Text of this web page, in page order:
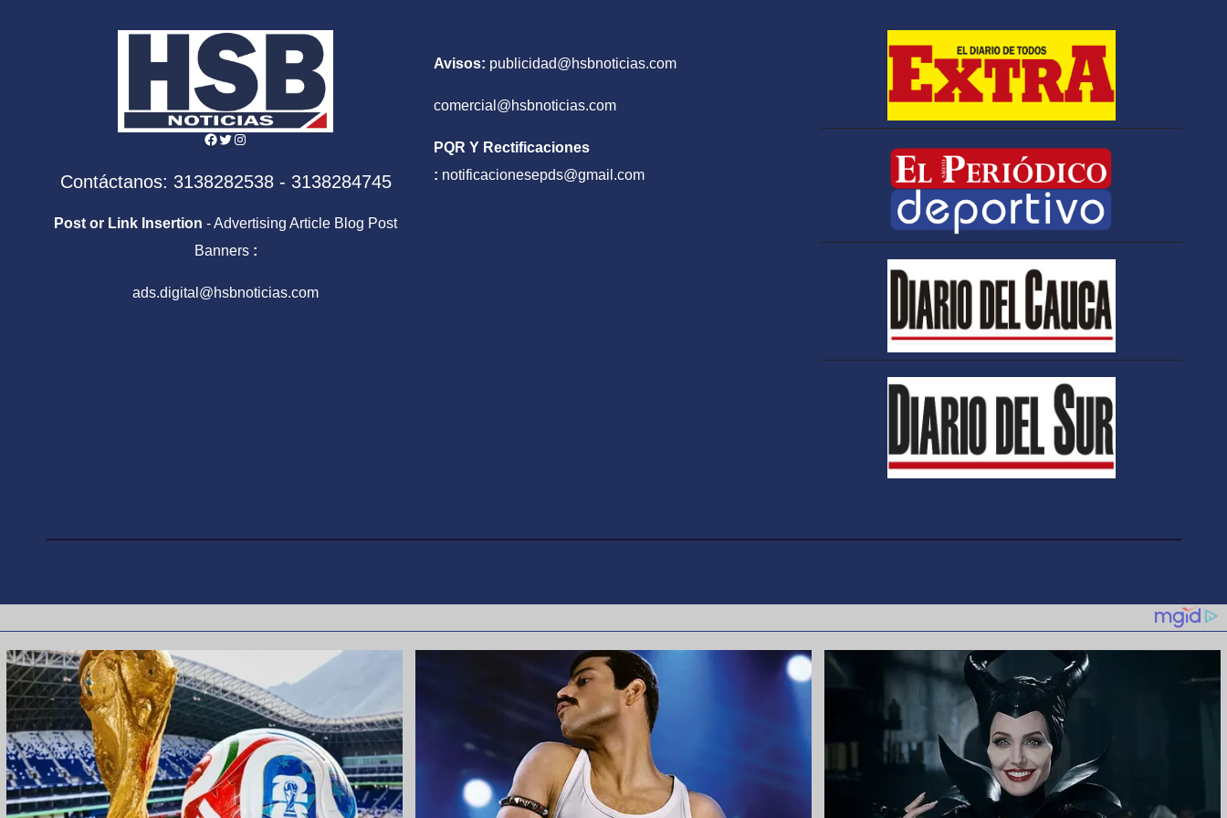
Facebook
Twitter
Instagram
Contáctanos: 3138282538 - 3138284745
Post or Link Insertion - Advertising Article Blog Post
Banners :
ads.digital@hsbnoticias.com
Avisos: publicidad@hsbnoticias.com
comercial@hsbnoticias.com
PQR Y Rectificaciones
: notificacionesepds@gmail.com